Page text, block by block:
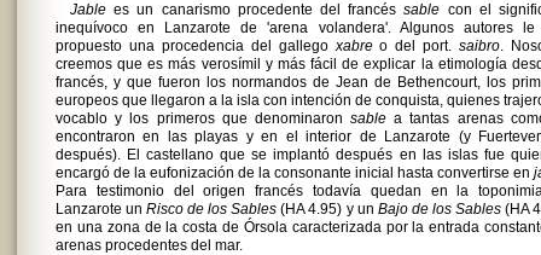
Jable es un canarismo procedente del francéssable con el
inequívoco en Lanzarote de 'arena volandera'. Algunos autores le
propuesto una procedencia del gallegoxabreo del port.saibro.
creemos que es más verosímil y más fácil de explicar la etimología
francés, y que fueron los normandos de Jean de Bethencourt, los
europeos que llegaron a la isla con intención de conquista, quienes
vocablo y los primeros que denominaronsable a tantas arenas
encontraron en las playas y en el interior de Lanzarote (y
después). El castellano que se implantó después en las islas fue
encargó de la eufonización de la consonante inicial hasta convertirse en
Para testimonio del origen francés todavía quedan en la
Lanzarote unRisco de los Sables (HA 4.95) y un Bajo de los Sables(HA
en una zona de la costa de Órsola caracterizada por la entrada
arenas procedentes del mar.